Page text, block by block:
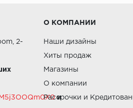
2-
и
О КОМПАНИИ
Наши дизайны
Хиты продаж
Магазины
О компании
Рассрочки и